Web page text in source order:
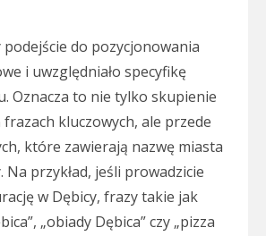
podejście do pozycjonowania
i uwzględniało specyfikę
Oznacza to nie tylko skupienie
kluczowych, ale przede
które zawierają nazwę miasta
przykład, jeśli prowadzicie
w Dębicy, frazy takie jak
„obiady Dębica” czy „pizza